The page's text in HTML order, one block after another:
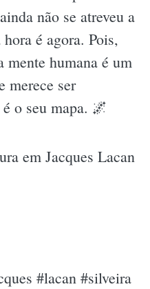
não se atreveu a
é agora. Pois,
mente humana é um
merece ser
o seu mapa. 🌌
em Jacques Lacan
#lacan #silveira